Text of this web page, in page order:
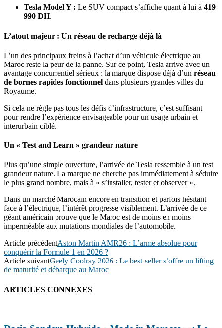
Tesla Model Y : Le SUV compact s’affiche quant à lui à 419
990 DH.
L’atout majeur : Un réseau de recharge déjà là
L’un des principaux freins à l’achat d’un véhicule électrique au
Maroc reste la peur de la panne. Sur ce point, Tesla arrive avec un
avantage concurrentiel sérieux : la marque dispose déjà d’un réseau
de bornes rapides fonctionnel dans plusieurs grandes villes du
Royaume.
Si cela ne règle pas tous les défis d’infrastructure, c’est suffisant
pour rendre l’expérience envisageable pour un usage urbain et
interurbain ciblé.
Un « Test and Learn » grandeur nature
Plus qu’une simple ouverture, l’arrivée de Tesla ressemble à un test
grandeur nature. La marque ne cherche pas immédiatement à séduire
le plus grand nombre, mais à « s’installer, tester et observer ».
Dans un marché Marocain encore en transition et parfois hésitant
face à l’électrique, l’intérêt progresse visiblement. L’arrivée de ce
géant américain prouve que le Maroc est de moins en moins
imperméable aux mutations mondiales de l’automobile.
Article précédentAston Martin AMR26 : L’arme absolue pour
conquérir la Formule 1 en 2026 ?
Article suivantGeely Coolray 2026 : Le best-seller s’offre un lifting
de maturité et débarque au Maroc
ARTICLES CONNEXES